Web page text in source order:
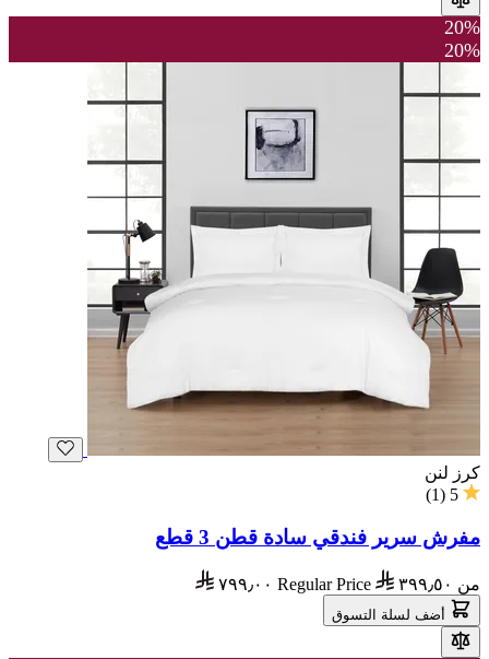
20%
20%
كرز لنن
5
(
1
)
مفرش سرير فندقي سادة قطن 3 قطع
من ٣٩٩٫٥٠ Regular Price ٧٩٩٫٠٠
أضف لسلة التسوق